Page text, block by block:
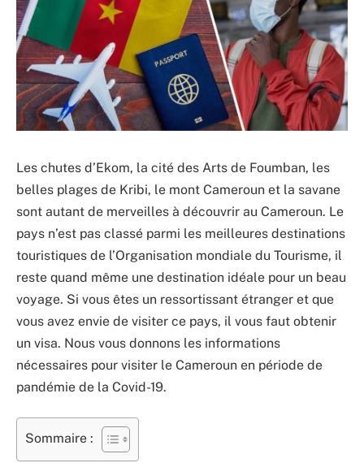
Les chutes d’Ekom, la cité des Arts de Foumban, les
belles plages de Kribi, le mont Cameroun et la savane
sont autant de merveilles à découvrir au Cameroun. Le
pays n’est pas classé parmi les meilleures destinations
touristiques de l’Organisation mondiale du Tourisme, il
reste quand même une destination idéale pour un beau
voyage. Si vous êtes un ressortissant étranger et que
vous avez envie de visiter ce pays, il vous faut obtenir
un visa. Nous vous donnons les informations
nécessaires pour visiter le Cameroun en période de
pandémie de la Covid-19.
Sommaire :